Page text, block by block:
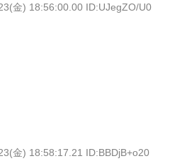
金) 18:56:00.00 ID:UJegZO/U0
金) 18:58:17.21 ID:BBDjB+o20